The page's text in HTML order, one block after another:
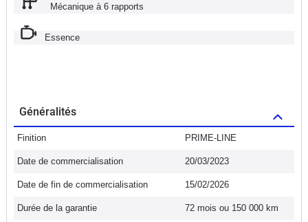
Mécanique à 6 rapports
Essence
Généralités
Finition PRIME-LINE
Date de commercialisation 20/03/2023
Date de fin de commercialisation 15/02/2026
Durée de la garantie 72 mois ou 150 000 km